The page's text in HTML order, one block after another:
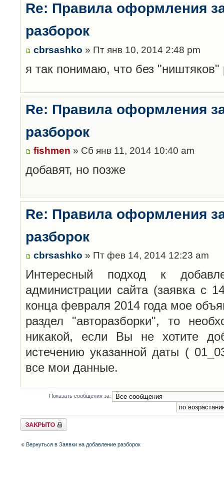
Re: Правила оформления
разборок
cbrsashko » Пт янв 10, 2014 2:48 pm
я так понимаю, что без "ништяков"
Re: Правила оформления
разборок
fishmen » Сб янв 11, 2014 10:40 am
добавят, но позже
Re: Правила оформления
разборок
cbrsashko » Пт фев 14, 2014 12:23 am
Интересный подход к
администрации сайта (заявка с
конца февраля 2014 года мое
раздел "авторазборки", то
никакой, если Вы не хотите
истечению указанной даты (
все мои данные.
Показать сообщения за:
Закрыто
Вернуться в Заявки на добавление разборок